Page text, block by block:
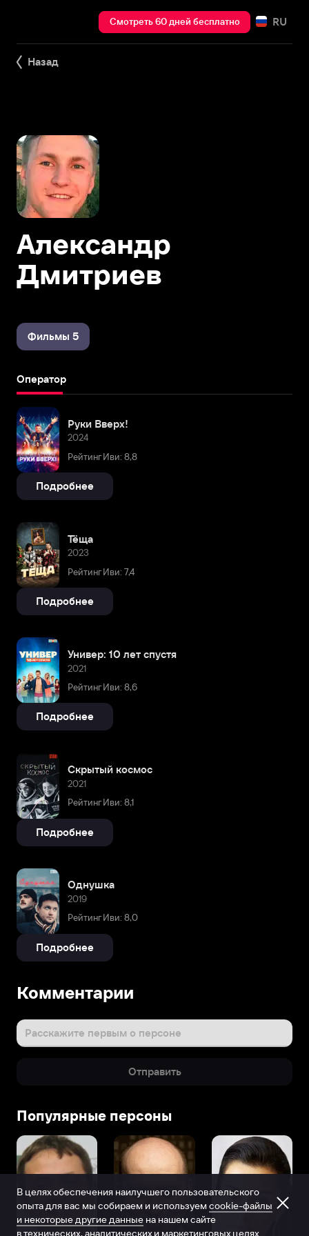
Смотреть 60 дней бесплатно RU
Назад
Александр
Дмитриев
Фильмы 5
Оператор
Руки Вверх!
2024
Рейтинг Иви: 8,8
Подробнее
Тёща
2023
Рейтинг Иви: 7,4
Подробнее
Универ: 10 лет спустя
2021
Рейтинг Иви: 8,6
Подробнее
Скрытый космос
2021
Рейтинг Иви: 8,1
Подробнее
Однушка
2019
Рейтинг Иви: 8,0
Подробнее
Комментарии
Расскажите первым о персоне
Отправить
Популярные персоны
В целях обеспечения наилучшего пользовательского
опыта для вас мы собираем и используем cookie-файлы
и некоторые другие данные на нашем сайте
в технических, аналитических и маркетинговых целях.